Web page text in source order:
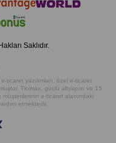
Saklıdır.
ticaret yazılımları, özel e-ticaret
Ticimax, güçlü altyapısı ve 15
müşterilerinin e-ticaret alanındaki
etmektedir.